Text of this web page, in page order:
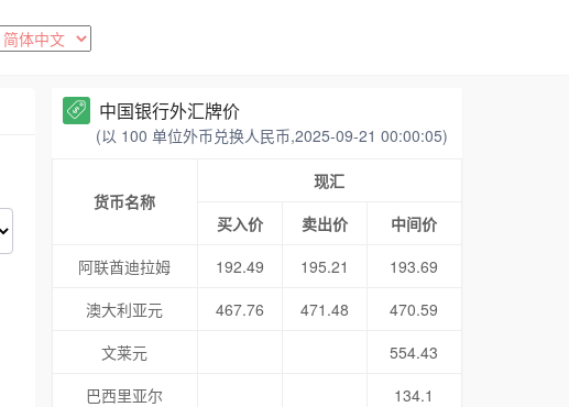
中国银行外汇牌价
(以 100 单位外币兑换人民币,2025-09-21 00:00:05)
货币名称
现汇
买入价
卖出价
中间价
阿联酋迪拉姆
192.49 195.21
193.69
澳大利亚元
467.76 471.48
470.59
文莱元
554.43
巴西里亚尔
134.1